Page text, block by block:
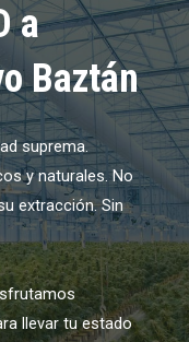
a
Baztán
suprema.
y naturales. No
extracción. Sin
llevar tu estado